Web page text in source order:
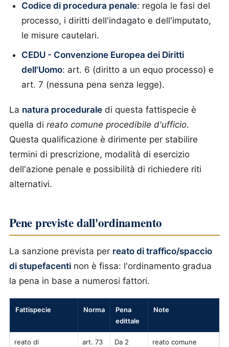
Codice di procedura penale: regola le fasi del
processo, i diritti dell'indagato e dell'imputato,
le misure cautelari.
CEDU - Convenzione Europea dei Diritti
dell'Uomo: art. 6 (diritto a un equo processo) e
art. 7 (nessuna pena senza legge).
La natura procedurale di questa fattispecie è
quella di reato comune procedibile d'ufficio.
Questa qualificazione è dirimente per stabilire
termini di prescrizione, modalità di esercizio
dell'azione penale e possibilità di richiedere riti
alternativi.
Pene previste dall'ordinamento
La sanzione prevista per reato di traffico/spaccio
di stupefacenti non è fissa: l'ordinamento gradua
la pena in base a numerosi fattori.
Fattispecie Norma
Pena
edittale
Note
reato di art. 73 Da 2 reato comune